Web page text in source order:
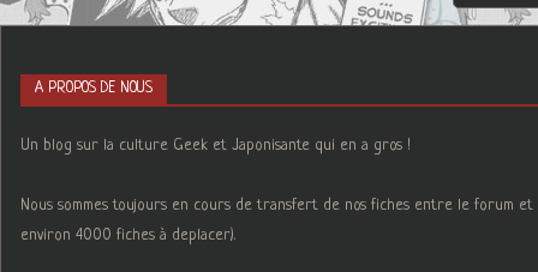
A PROPOS DE NOUS
Un blog sur la culture Geek et Japonisante qui en a gros !
Nous sommes toujours en cours de transfert de nos fiches entre le forum
environ 4000 fiches à deplacer).